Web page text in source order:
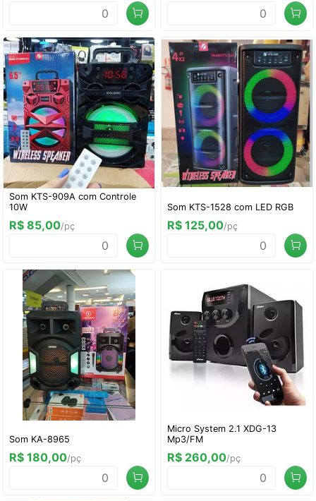
Som KTS-909A com Controle
10W
R$ 85,00/pç
Som KTS-1528 com LED RGB
R$ 125,00/pç
Som KA-8965
R$ 180,00/pç
Micro System 2.1 XDG-13
Mp3/FM
R$ 260,00/pç